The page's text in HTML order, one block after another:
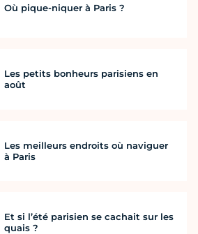
Où pique-niquer à Paris ?
Les petits bonheurs parisiens en
août
Les meilleurs endroits où naviguer
à Paris
Et si l’été parisien se cachait sur les
quais ?